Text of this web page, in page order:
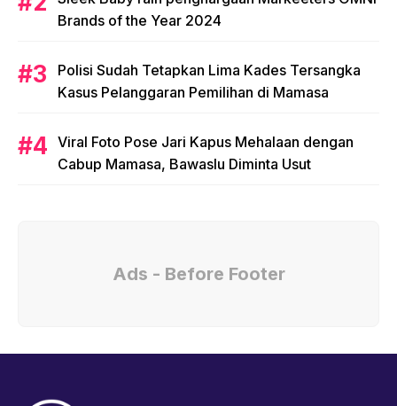
Brands of the Year 2024
Polisi Sudah Tetapkan Lima Kades Tersangka
Kasus Pelanggaran Pemilihan di Mamasa
Viral Foto Pose Jari Kapus Mehalaan dengan
Cabup Mamasa, Bawaslu Diminta Usut
Ads - Before Footer